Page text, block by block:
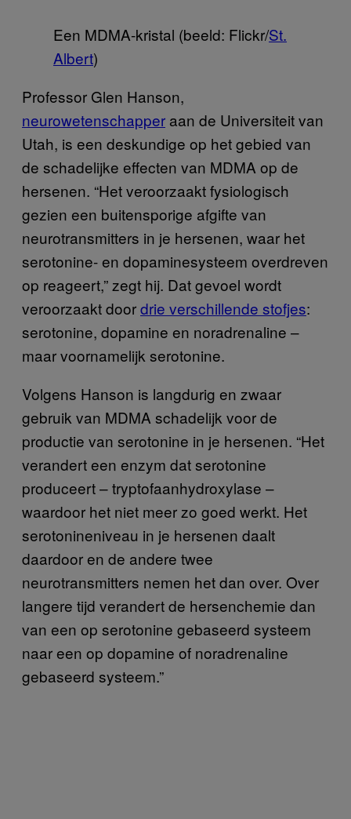
Een MDMA-kristal (beeld: Flickr/St.
Albert)
Professor Glen Hanson,
neurowetenschapper aan de Universiteit van
Utah, is een deskundige op het gebied van
de schadelijke effecten van MDMA op de
hersenen. “Het veroorzaakt fysiologisch
gezien een buitensporige afgifte van
neurotransmitters in je hersenen, waar het
serotonine- en dopaminesysteem overdreven
op reageert,” zegt hij. Dat gevoel wordt
veroorzaakt doordrie verschillende stofjes:
serotonine, dopamine en noradrenaline –
maar voornamelijk serotonine.
Volgens Hanson is langdurig en zwaar
gebruik van MDMA schadelijk voor de
productie van serotonine in je hersenen. “Het
verandert een enzym dat serotonine
produceert – tryptofaanhydroxylase –
waardoor het niet meer zo goed werkt. Het
serotonineniveau in je hersenen daalt
daardoor en de andere twee
neurotransmitters nemen het dan over. Over
langere tijd verandert de hersenchemie dan
van een op serotonine gebaseerd systeem
naar een op dopamine of noradrenaline
gebaseerd systeem.”